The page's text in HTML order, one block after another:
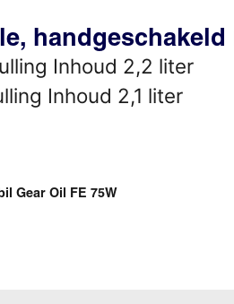
handgeschakeld
Inhoud 2,2 liter
Inhoud 2,1 liter
Gear Oil FE 75W